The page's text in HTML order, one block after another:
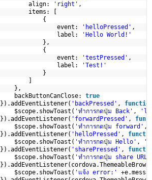
align:
'right' ,
items: [
{
event:
'helloPressed' ,
label:
'Hello World!'
},
{
event:
'testPressed' ,
label:
'Test!'
}
]
},
backButtonCanClose: true
}).addEventListener( 'backPressed' ,
$scope.showToast( 'ทำการกดปุ่ม Back' ,
}).addEventListener( 'forwardPressed' ,
$scope.showToast( 'ทำการกดปุ่ม forward' ,
}).addEventListener( 'helloPressed' ,
$scope.showToast( 'ทำการกดปุ่ม Hello' ,
}).addEventListener( 'sharePressed' ,
$scope.showToast( 'ทำการกดปุ่ม share
$scope.showToast( 'แจ้ง error:'